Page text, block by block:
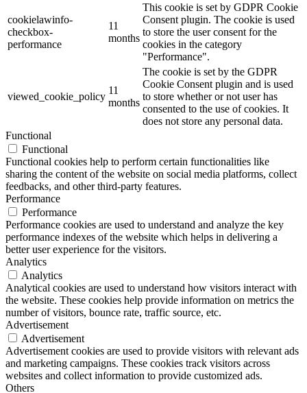
cookielawinfo-
checkbox-
performance
11
months
This cookie is set by GDPR Cookie
Consent plugin. The cookie is used
to store the user consent for the
cookies in the category
"Performance".
viewed_cookie_policy
11
months
The cookie is set by the GDPR
Cookie Consent plugin and is used
to store whether or not user has
consented to the use of cookies. It
does not store any personal data.
Functional
Functional
Functional cookies help to perform certain functionalities like
sharing the content of the website on social media platforms, collect
feedbacks, and other third-party features.
Performance
Performance
Performance cookies are used to understand and analyze the key
performance indexes of the website which helps in delivering a
better user experience for the visitors.
Analytics
Analytics
Analytical cookies are used to understand how visitors interact with
the website. These cookies help provide information on metrics the
number of visitors, bounce rate, traffic source, etc.
Advertisement
Advertisement
Advertisement cookies are used to provide visitors with relevant ads
and marketing campaigns. These cookies track visitors across
websites and collect information to provide customized ads.
Others